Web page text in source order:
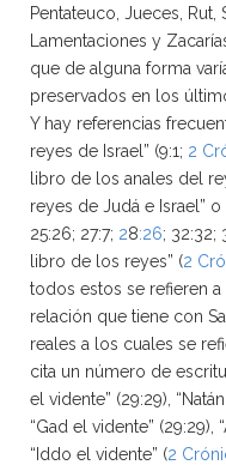
Pentateuco, Jueces, Rut,
Lamentaciones y
que de alguna forma
preservados en los
Y hay referencias
reyes de Israel” (9:1; 2
libro de los anales del
reyes de Judá e Israel” o
25:26; 27:7; 28:26; 32:32;
libro de los reyes” (2
todos estos se refieren
relación que tiene con
reales a los cuales se
cita un número de
el vidente” (29:29),
“Gad el vidente” (29:29),
“Iddo el vidente” (2